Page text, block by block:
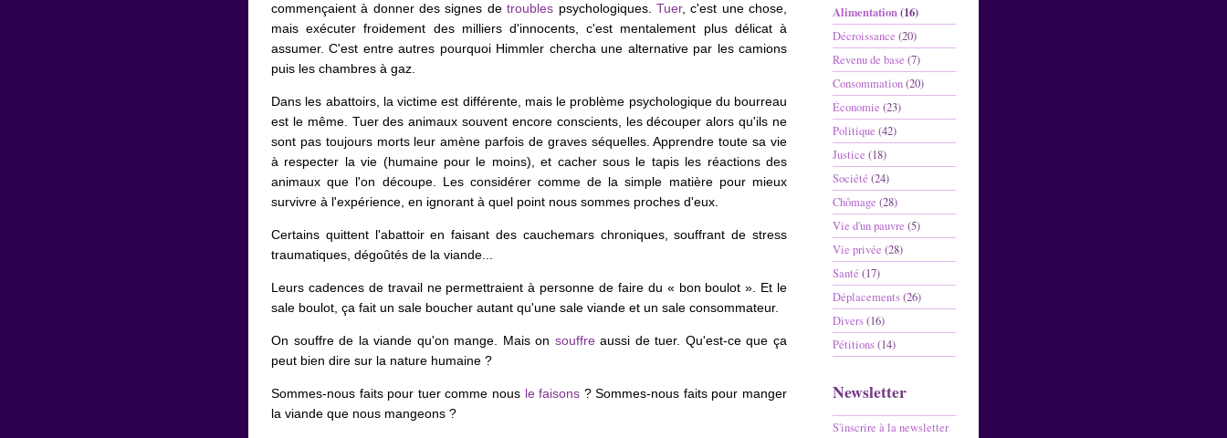
commençaient à donner des signes detroubles psychologiques. Tuer, c'est une chose,
mais exécuter froidement des milliers d'innocents, c'est mentalement plus délicat à
assumer. C'est entre autres pourquoi Himmler chercha une alternative par les camions
puis les chambres à gaz.
Dans les abattoirs, la victime est différente, mais le problème psychologique du bourreau
est le même. Tuer des animaux souvent encore conscients, les découper alors qu'ils ne
sont pas toujours morts leur amène parfois de graves séquelles. Apprendre toute sa vie
à respecter la vie (humaine pour le moins), et cacher sous le tapis les réactions des
animaux que l'on découpe. Les considérer comme de la simple matière pour mieux
survivre à l'expérience, en ignorant à quel point nous sommes proches d'eux.
Certains quittent l'abattoir en faisant des cauchemars chroniques, souffrant de stress
traumatiques, dégoûtés de la viande...
Leurs cadences de travail ne permettraient à personne de faire du « bon boulot ». Et le
sale boulot, ça fait un sale boucher autant qu'une sale viande et un sale consommateur.
On souffre de la viande qu'on mange. Mais on souffreaussi de tuer. Qu'est-ce que ça
peut bien dire sur la nature humaine ?
Sommes-nous faits pour tuer comme nous le faisons ? Sommes-nous faits pour manger
la viande que nous mangeons ?
Alimentation(16)
Décroissance (20)
Revenu de base (7)
Consommation(20)
Économie (23)
Politique (42)
Justice (18)
Société (24)
Chômage (28)
Vie d'un pauvre (5)
Vie privée (28)
Santé (17)
Déplacements(26)
Divers(16)
Pétitions(14)
Newsletter
S'inscrire à la newsletter